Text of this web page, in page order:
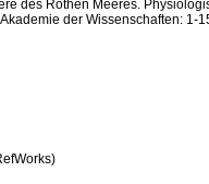
des Rothen Meeres.
der Wissenschaften: 1-